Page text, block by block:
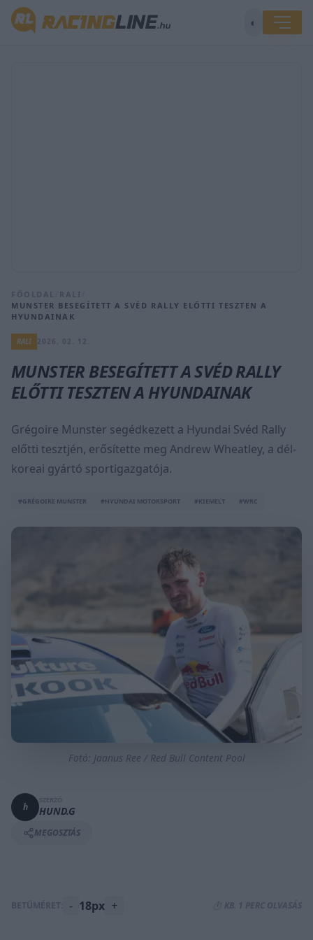
◐
FŐOLDAL RALI
MUNSTER BESEGÍTETT A SVÉD RALLY ELŐTTI TESZTEN A
HYUNDAINAK
RALI
MUNSTER BESEGÍTETT A SVÉD RALLY
ELŐTTI TESZTEN A HYUNDAINAK
Grégoire Munster segédkezett a Hyundai Svéd Rally
előtti tesztjén, erősítette meg Andrew Wheatley, a dél-
koreai gyártó sportigazgatója.
#GRÉGOIRE MUNSTER #HYUNDAI MOTORSPORT #KIEMELT #WRC
Fotó: Jaanus Ree / Red Bull Content Pool
h HUND.G
MEGOSZTÁS
BETŰMÉRET: - 18px + ⏱️ KB. 1 PERC OLVASÁS